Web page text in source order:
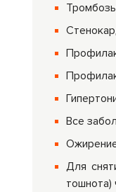
Все
Для
тошнота)